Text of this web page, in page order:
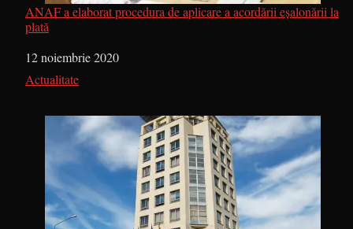
ANAF a elaborat procedura de aplicare a acordării eșalonării la
plată
Dată
12 noiembrie 2020
În legătură cu
Actualitate